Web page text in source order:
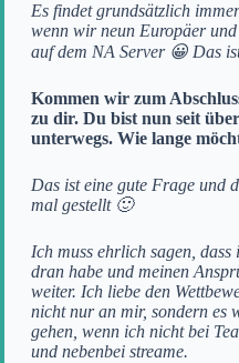
Es findet grundsätzlich
wenn wir neun Europäer
auf dem NA Server 😀 Das
Kommen wir zum
zu dir. Du bist nun seit
unterwegs. Wie lange
Das ist eine gute Frage und
mal gestellt 🙂
Ich muss ehrlich sagen,
dran habe und meinen
weiter. Ich liebe den
nicht nur an mir, sondern es
gehen, wenn ich nicht bei
und nebenbei streame.